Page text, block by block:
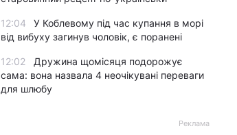
12:04
У Коблевому під час купання в морі
від вибуху загинув чоловік, є поранені
12:02
Дружина щомісяця подорожує
сама: вона назвала 4 неочікувані переваги
для шлюбу
Реклама